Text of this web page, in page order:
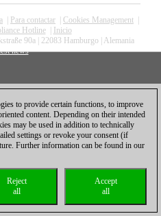
Para contactar Cookies Management
Hotline|
Inicio
90a | 22083 Hamburgo | Alemania
news
to provide certain functions, to improve
content. Depending on their intended
may be used in addition to technically
settings or revoke your consent (if
Further information can be found in our
Accept
all
Reject
all